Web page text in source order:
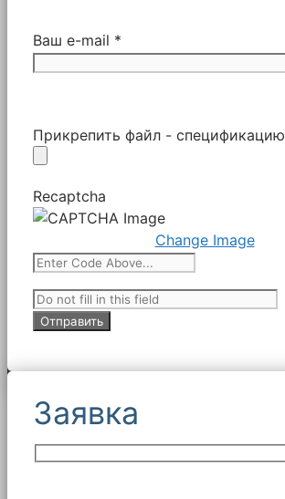
Ваш e-mail *
Прикрепить файл - спецификацию
Recaptcha
Change Image
Заявка